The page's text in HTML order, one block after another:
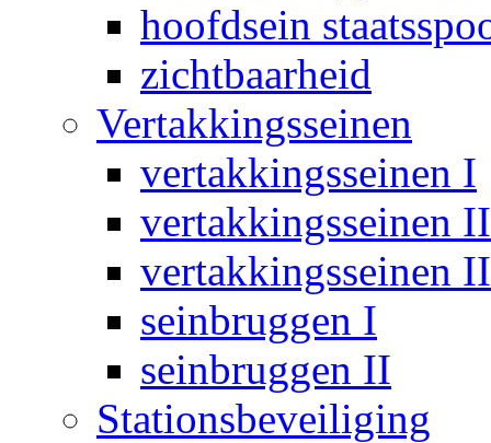
hoofdsein
zichtbaarheid
Vertakkingsseinen
vertakkingsseinen I
vertakkingsseinen II
vertakkingsseinen
seinbruggen I
seinbruggen II
Stationsbeveiliging